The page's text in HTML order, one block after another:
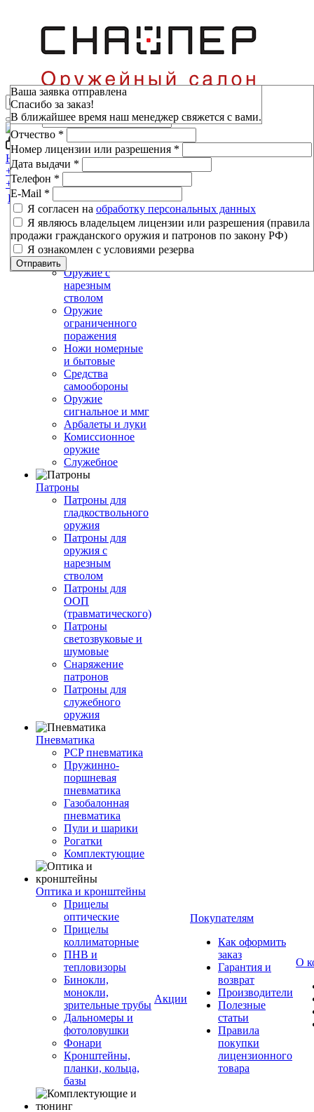
ВойтиМой кабинет
Н.Новгород, пр-т Ленина, 80
+7 (800) 333-16-53
+7 (800) 333-16-53
Каталог
Оружие
Оружие
гладкоствольное
Оружие с
нарезным
стволом
Оружие
ограниченного
поражения
Ножи номерные
и бытовые
Средства
самообороны
Оружие
сигнальное и ммг
Арбалеты и луки
Комиссионное
оружие
Служебное
Патроны
Патроны для
гладкоствольного
оружия
Патроны для
оружия с
нарезным
стволом
Патроны для
ООП
(травматического)
Патроны
светозвуковые и
шумовые
Снаряжение
патронов
Патроны для
служебного
оружия
Пневматика
PCP пневматика
Пружинно-
поршневая
пневматика
Газобалонная
пневматика
Пули и шарики
Рогатки
Комплектующие
Оптика и кронштейны
Прицелы
оптические
Прицелы
коллиматорные
ПНВ и
тепловизоры
Бинокли,
монокли,
зрительные трубы
Дальномеры и
фотоловушки
Фонари
Кронштейны,
планки, кольца,
базы
Акции
Покупателям
Как оформить
заказ
Гарантия и
возврат
Производители
Полезные
статьи
Правила
покупки
лицензионного
товара
О
Зарезервировать
Фамилия*
Имя*
Отчество *
Номер лицензии или разрешения *
Дата выдачи *
Телефон *
E-Mail *
Я согласен на обработку персональных данных
Я являюсь владельцем лицензии или разрешения (правила
продажи гражданского оружия и патронов по закону РФ)
Я ознакомлен с условиями резерва
Отправить
Ваша заявка отправлена
Спасибо за заказ!
В ближайшее время наш менеджер свяжется с вами.